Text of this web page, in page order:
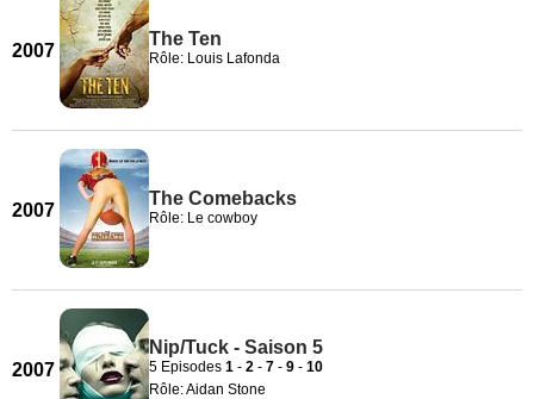
2007
The Ten
Rôle: Louis Lafonda
2007
The Comebacks
Rôle: Le cowboy
2007
Nip/Tuck - Saison 5
5 Episodes 1 - 2 - 7 - 9 - 10
Rôle: Aidan Stone